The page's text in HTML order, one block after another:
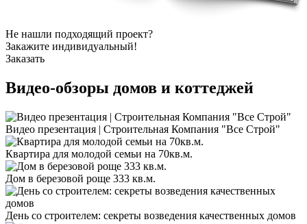
Не нашли подходящий проект?
Закажите индивидуальный!
Заказать
Видео-обзоры домов и коттеджей
Видео презентация | Строительная Компания "Все Строй"
Квартира для молодой семьи на 70кв.м.
Дом в березовой роще 333 кв.м.
День со строителем: секреты возведения качественных домов